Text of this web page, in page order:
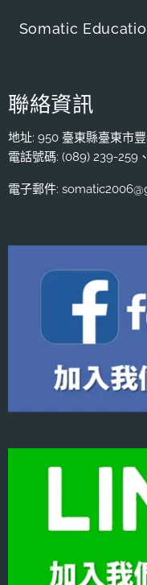
Somatic
聯絡資訊
地址: 950 臺東縣臺東市
電話號碼: (089) 239-259
電子郵件: